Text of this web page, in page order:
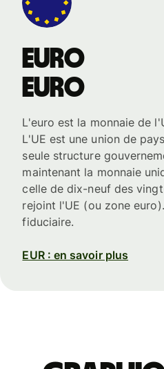
euro
euro
L'euro est la monnaie de
L'UE est une union de
seule structure
maintenant la monnaie
celle de dix-neuf des
rejoint l'UE (ou zone
fiduciaire.
EUR : en savoir plus